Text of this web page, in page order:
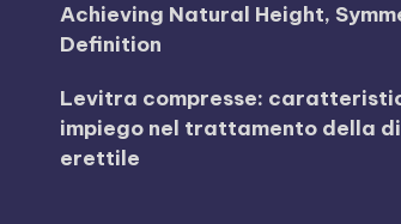
Achieving Natural Height,
Definition
Levitra compresse:
impiego nel trattamento della
erettile